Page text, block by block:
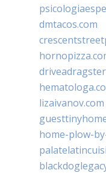
dmtacos.com
lizaivanov.com
home-plow-